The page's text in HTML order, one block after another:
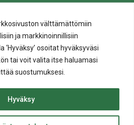
välttämättömiin
ja markkinoinnillisiin
‘Hyväksy’ osoitat hyväksyväsi
tai voit valita itse haluamasi
suostumuksesi.
Hyväksy